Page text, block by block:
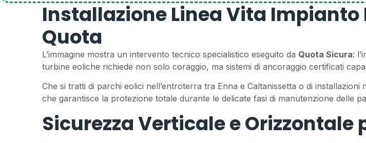
Installazione Linea Vita Impianto
Quota
L’immagine mostra un intervento tecnico specialistico eseguito da Quota Sicura:
turbine eoliche richiede non solo coraggio, ma sistemi di ancoraggio certificati
Che si tratti di parchi eolici nell’entroterra tra Enna e Caltanissetta o di
che garantisce la protezione totale durante le delicate fasi di manutenzione delle
Sicurezza Verticale e Orizzontale